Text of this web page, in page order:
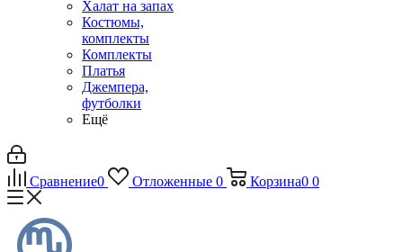
Халат на запах
Костюмы,
комплекты
Комплекты
Платья
Джемпера,
футболки
Ещё
Сравнение0 Отложенные 0 Корзина0 0